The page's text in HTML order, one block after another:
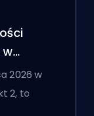
2026 w
2, to